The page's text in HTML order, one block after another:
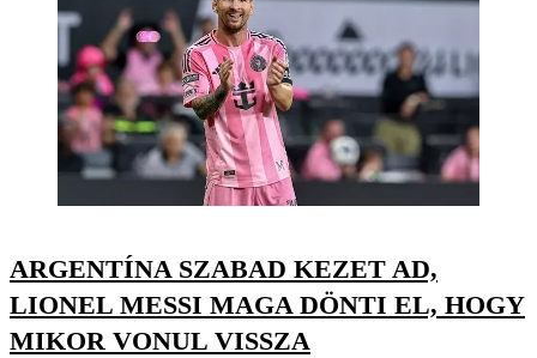
ARGENTÍNA SZABAD KEZET AD,
LIONEL MESSI MAGA DÖNTI EL, HOGY
MIKOR VONUL VISSZA